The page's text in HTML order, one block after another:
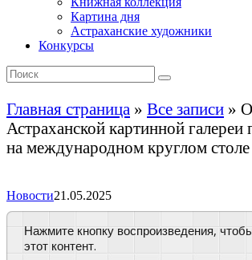
Картина дня
Астраханские художники
Конкурсы
Главная страница » Все записи »
Астраханской картинной галереи
на международном круглом столе
Новости21.05.2025
Нажмите кнопку воспроизведения, чтобы прослушать
этот контент.